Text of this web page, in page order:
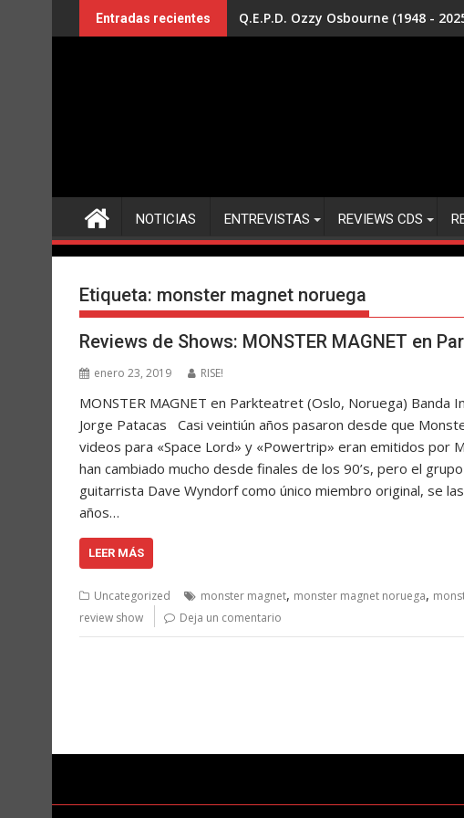
al
Entradas recientes Q.E.P.D. Ozzy Osbourne (1948 -
NOTICIAS ENTREVISTAS REVIEWS CDS
Etiqueta: monster magnet noruega
Reviews de Shows: MONSTER MAGNET en
enero 23, 2019 RISE!
MONSTER MAGNET en Parkteatret (Oslo, Noruega) Banda
Jorge Patacas Casi veintiún años pasaron desde que
videos para «Space Lord» y «Powertrip» eran emitidos por
han cambiado mucho desde finales de los 90’s, pero el
guitarrista Dave Wyndorf como único miembro original, se
años…
LEER MÁS
Uncategorized monster magnet, monster magnet noruega,
review show
Deja un comentario